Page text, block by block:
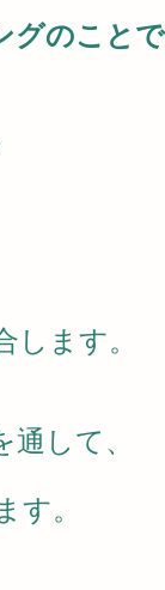
グのこと
ます。
して、
す。